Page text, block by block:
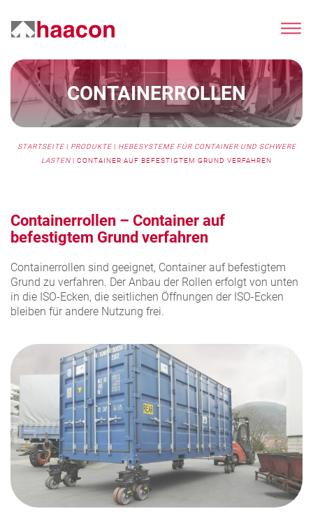
CONTAINERROLLEN
STARTSEITE| PRODUKTE| HEBESYSTEME FÜR CONTAINER UND SCHWERE
LASTEN | CONTAINER AUF BEFESTIGTEM GRUND VERFAHREN
Containerrollen – Container auf
befestigtem Grund verfahren
Containerrollen sind geeignet, Container auf befestigtem
Grund zu verfahren. Der Anbau der Rollen erfolgt von unten
in die ISO-Ecken, die seitlichen Öffnungen der ISO-Ecken
bleiben für andere Nutzung frei.